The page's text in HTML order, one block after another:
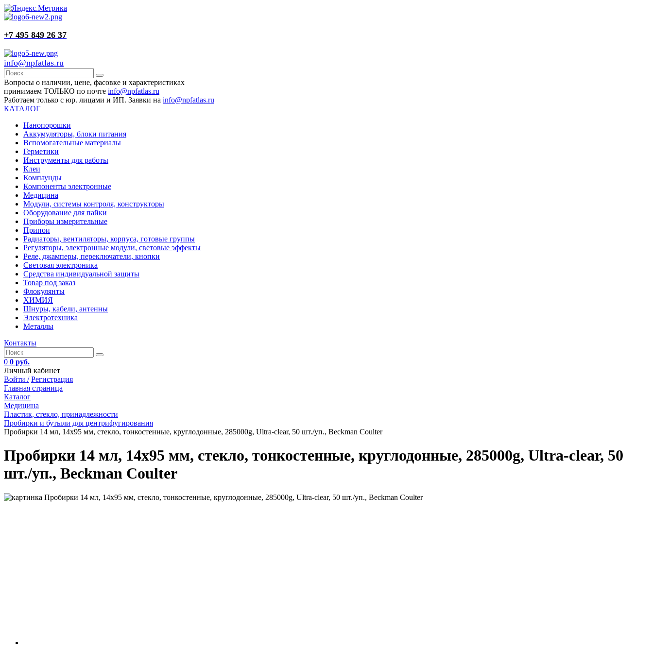
+7 495 849 26 37
info@npfatlas.ru
Вопросы о наличии, цене, фасовке и характеристиках
принимаем ТОЛЬКО по почте info@npfatlas.ru
Работаем только с юр. лицами и ИП. Заявки на info@npfatlas.ru
КАТАЛОГ
Нанопорошки
Аккумуляторы, блоки питания
Вспомогательные материалы
Герметики
Инструменты для работы
Клеи
Компаунды
Компоненты электронные
Медицина
Модули, системы контроля, конструкторы
Оборудование для пайки
Приборы измерительные
Припои
Радиаторы, вентиляторы, корпуса, готовые группы
Регуляторы, электронные модули, световые эффекты
Реле, джамперы, переключатели, кнопки
Световая электроника
Средства индивидуальной защиты
Товар под заказ
Флокулянты
ХИМИЯ
Шнуры, кабели, антенны
Электротехника
Металлы
Контакты
0 0 руб.
Личный кабинет
Войти / Регистрация
Главная страница
Каталог
Медицина
Пластик, стекло, принадлежности
Пробирки и бутыли для центрифугирования
Пробирки 14 мл, 14х95 мм, стекло, тонкостенные, круглодонные, 285000g, Ultra-clear, 50 шт./уп., Beckman Coulter
Пробирки 14 мл, 14х95 мм, стекло, тонкостенные, круглодонные, 285000g, Ultra-clear, 50
шт./уп., Beckman Coulter